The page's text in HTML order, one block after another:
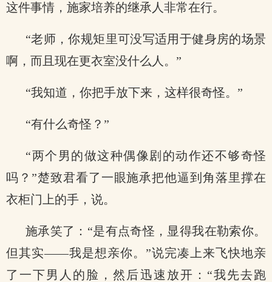
这件事情，施家培养的继承人非常在行。
“老师，你规矩里可没写适用于健身房的场景
啊，而且现在更衣室没什么人。”
“我知道，你把手放下来，这样很奇怪。”
“有什么奇怪？”
“两个男的做这种偶像剧的动作还不够奇怪
吗？”楚致君看了一眼施承把他逼到角落里撑在
衣柜门上的手，说。
施承笑了：“是有点奇怪，显得我在勒索你。
但其实——我是想亲你。”说完凑上来飞快地亲
了一下男人的脸，然后迅速放开：“我先去跑